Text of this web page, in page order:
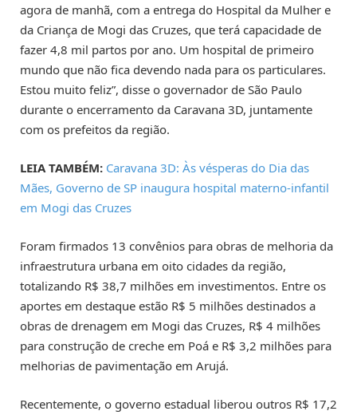
agora de manhã, com a entrega do Hospital da Mulher e
da Criança de Mogi das Cruzes, que terá capacidade de
fazer 4,8 mil partos por ano. Um hospital de primeiro
mundo que não fica devendo nada para os particulares.
Estou muito feliz”, disse o governador de São Paulo
durante o encerramento da Caravana 3D, juntamente
com os prefeitos da região.
LEIA TAMBÉM: Caravana 3D: Às vésperas do Dia das
Mães, Governo de SP inaugura hospital materno-infantil
em Mogi das Cruzes
Foram firmados 13 convênios para obras de melhoria da
infraestrutura urbana em oito cidades da região,
totalizando R$ 38,7 milhões em investimentos. Entre os
aportes em destaque estão R$ 5 milhões destinados a
obras de drenagem em Mogi das Cruzes, R$ 4 milhões
para construção de creche em Poá e R$ 3,2 milhões para
melhorias de pavimentação em Arujá.
Recentemente, o governo estadual liberou outros R$ 17,2